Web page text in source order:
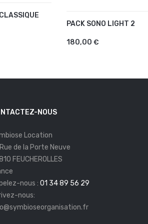
PANIER
PACK SONO LIGHT 2
180,00 €
AJOUTER AU PANIER
NOUS
Location
de la Porte Neuve
FEUCHEROLLES
nous : 01 34 89 56 29
nous: